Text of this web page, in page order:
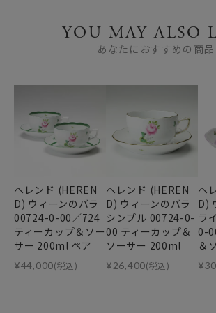
YOU MAY ALSO
あなたにおすすめの商品
ヘレンド (HEREN
D) ウィーンのバラ
00724-0-00／724
ティーカップ＆ソー
サー 200ml ペア
¥44,000(税込)
ヘレンド (HEREN
D) ウィーンのバラ
シンプル 00724-0-
00 ティーカップ＆
ソーサー 200ml
¥26,400(税込)
ヘ
D)
ラ
0-
＆
¥